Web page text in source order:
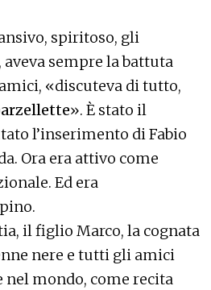
spiritoso, gli
sempre la battuta
«discuteva di tutto,
». È stato il
l’inserimento di Fabio
Ora era attivo come
Ed era
il figlio Marco, la cognata
nere e tutti gli amici
nel mondo, come recita